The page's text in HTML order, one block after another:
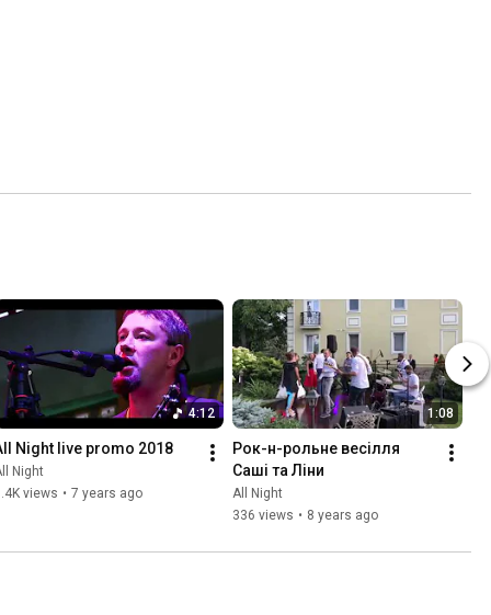
4:12
Night live promo 2018
Night
views • 7 years ago
1:08
Рок-н-рольне весілля
Саші та Ліни
All Night
336 views • 8 years ago